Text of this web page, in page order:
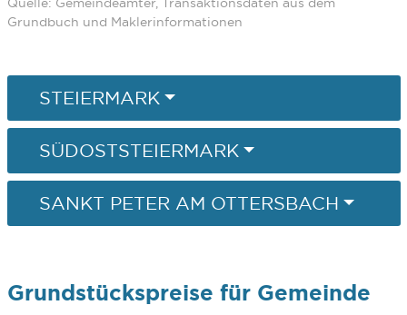
Grundbuch und Maklerinformationen
STEIERMARK
SÜDOSTSTEIERMARK
SANKT PETER AM OTTERSBACH
Grundstückspreise für Gemeinde